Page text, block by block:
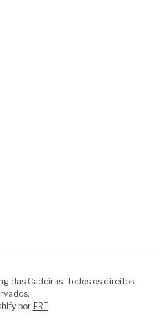
das Cadeiras. Todos os direitos
por FRT